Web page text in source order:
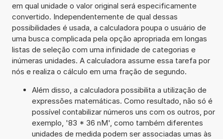
em qual unidade o valor original será especificamente
convertido. Independentemente de qual dessas
possibilidades é usada, a calculadora poupa o usuário de
uma busca complicada pela opção apropriada em longas
listas de seleção com uma infinidade de categorias e
inúmeras unidades. A calculadora assume essa tarefa por
nós e realiza o cálculo em uma fração de segundo.
Além disso, a calculadora possibilita a utilização de
expressões matemáticas. Como resultado, não só é
possível contabilizar números uns com os outros, por
exemplo, '83 * 36 nM', como também diferentes
unidades de medida podem ser associadas umas às